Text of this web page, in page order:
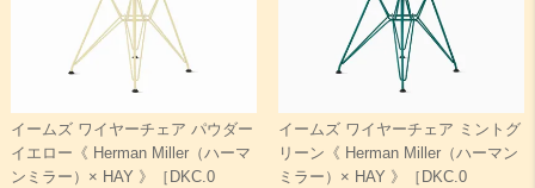
イームズ ワイヤーチェア パウダー
イエロー《 Herman Miller（ハーマ
ンミラー）× HAY 》［DKC.0
イームズ ワイヤーチェア ミントグ
リーン《 Herman Miller（ハーマン
ミラー）× HAY 》［DKC.0